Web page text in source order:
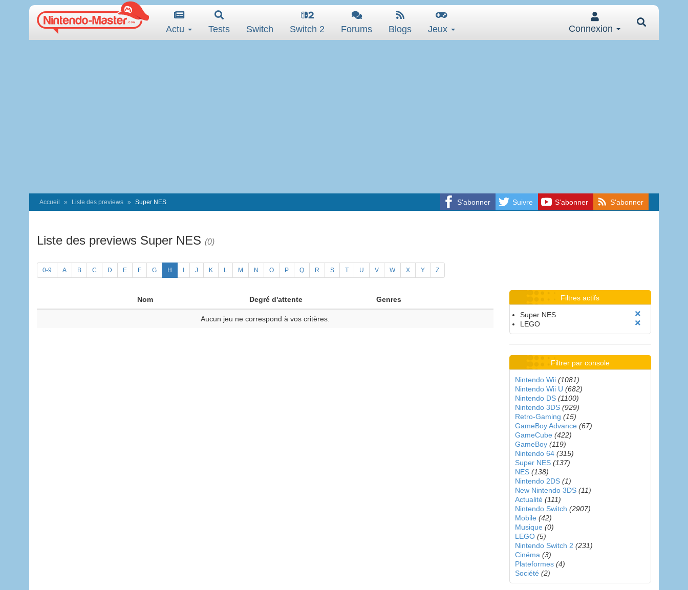
Actu Tests Switch Switch 2 Forums Blogs Jeux Connexion
S'abonner Suivre S'abonner S'abonner
Accueil Liste des previews Super NES
Liste des previews Super NES (0)
0-9 A B C D E F G H J K L M N O P Q R S T U V W X Y Z
Nom Degré d'attente Genres
Aucun jeu ne correspond à vos critères.
Filtres actifs
Super NES
LEGO
Filtrer par console
Nintendo Wii (1081)
Nintendo Wii U (682)
Nintendo DS (1100)
Nintendo 3DS (929)
Retro-Gaming (15)
GameBoy Advance (67)
GameCube (422)
GameBoy (119)
Nintendo 64 (315)
Super NES (137)
NES (138)
Nintendo 2DS (1)
New Nintendo 3DS (11)
Actualité (111)
Nintendo Switch (2907)
Mobile (42)
Musique (0)
LEGO (5)
Nintendo Switch 2 (231)
Cinéma (3)
Plateformes (4)
Société (2)